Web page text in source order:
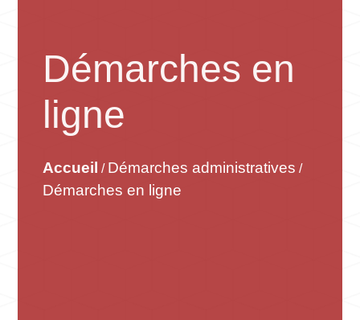
Démarches en
ligne
Accueil / Démarches administratives /
Démarches en ligne